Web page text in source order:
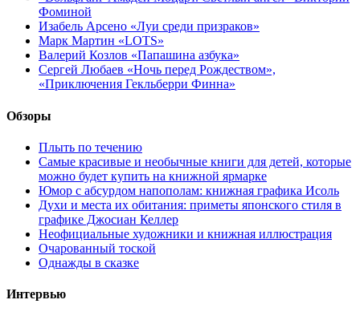
Фоминой
Изабель Арсено «Луи среди призраков»
Марк Мартин «LOTS»
Валерий Козлов «Папашина азбука»
Сергей Любаев «Ночь перед Рождеством»,
«Приключения Гекльберри Финна»
Обзоры
Плыть по течению
Самые красивые и необычные книги для детей, которые
можно будет купить на книжной ярмарке
Юмор с абсурдом напополам: книжная графика Исоль
Духи и места их обитания: приметы японского стиля в
графике Джосиан Келлер
Неофициальные художники и книжная иллюстрация
Очарованный тоской
Однажды в сказке
Интервью